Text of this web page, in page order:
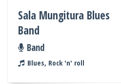
Sala Mungitura Blues
Band
Band
Blues, Rock 'n' roll